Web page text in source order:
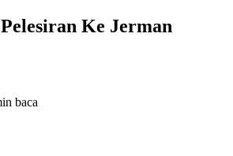
Ke Jerman
baca